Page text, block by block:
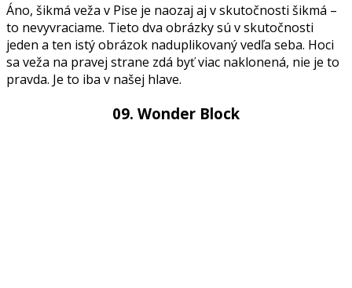
Áno, šikmá veža v Pise je naozaj aj v skutočnosti šikmá –
to nevyvraciame. Tieto dva obrázky sú v skutočnosti
jeden a ten istý obrázok naduplikovaný vedľa seba. Hoci
sa veža na pravej strane zdá byť viac naklonená, nie je to
pravda. Je to iba v našej hlave.
09. Wonder Block